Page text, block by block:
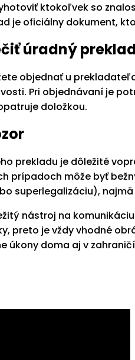
ktokoľvek so
je oficiálny dokument,
úradný
objednať u
Pri objednávaní je
doložkou.
prekladu je dôležité
prípadoch môže byť
superlegalizáciu),
nástroj na
preto je vždy vhodné
úkony doma aj v